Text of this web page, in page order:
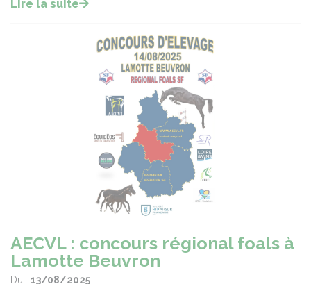
Lire la suite
AECVL : concours régional foals à
Lamotte Beuvron
Du : 13/08/2025